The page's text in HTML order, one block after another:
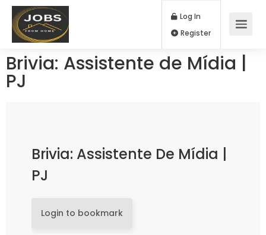
Log In
Brivia: Assistente de Mídia |
PJ
Brivia: Assistente De Mídia |
PJ
Login to bookmark